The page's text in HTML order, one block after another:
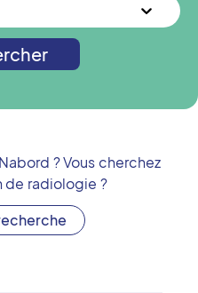
? Vous cherchez
de radiologie ?